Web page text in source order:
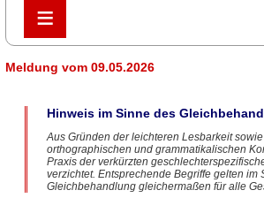
≡
≡
Meldung vom 09.05.2026
Hinweis im Sinne des
Aus Gründen der leichteren Lesbarkeit
orthographischen und grammatikalischen
Praxis der verkürzten
verzichtet. Entsprechende Begriffe gelten im
Gleichbehandlung gleichermaßen für alle